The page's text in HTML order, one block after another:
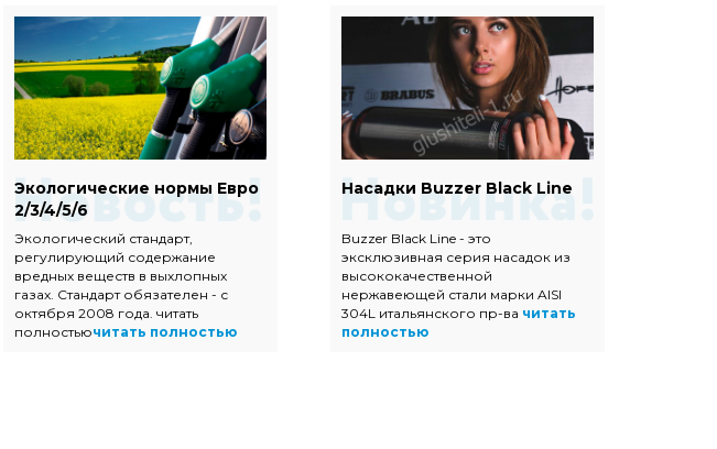
Экологические нормы Евро
2/3/4/5/6
Экологический стандарт,
регулирующий содержание
вредных веществ в выхлопных
газах. Стандарт обязателен - с
октября 2008 года. читать
полностьючитать полностью
Насадки Buzzer Black Line
Buzzer Black Line - это
эксклюзивная серия насадок из
высококачественной
нержавеющей стали марки AISI
304L итальянского пр-ва читать
полностью